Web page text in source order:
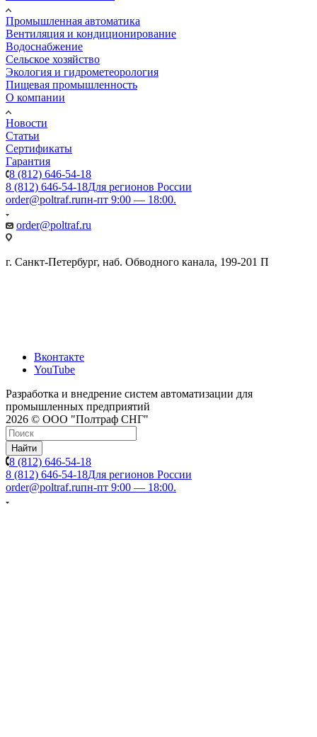
Промышленная автоматика
Вентиляция и кондиционирование
Водоснабжение
Сельское хозяйство
Экология и гидрометеорология
Пищевая промышленность
О компании
Новости
Статьи
Сертификаты
Гарантия
8 (812) 646-54-18
8 (812) 646-54-18Для регионов России
order@poltraf.ruпн-пт 9:00 — 18:00.
order@poltraf.ru
г. Санкт-Петербург, наб. Обводного канала, 199-201 П
Вконтакте
YouTube
Разработка и внедрение систем автоматизации для
промышленных предприятий
2026 © ООО "Полтраф СНГ"
Найти
8 (812) 646-54-18
8 (812) 646-54-18Для регионов России
order@poltraf.ruпн-пт 9:00 — 18:00.